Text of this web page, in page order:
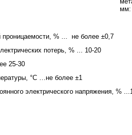
мм:
проницаемости, % ... не более ±0,7
потерь, % ... 10-20
25-30
°С …не более ±1
электрического напряжения, %